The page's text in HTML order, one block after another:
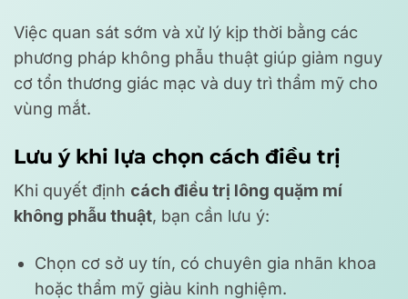
Việc quan sát sớm và xử lý kịp thời bằng các
phương pháp không phẫu thuật giúp giảm nguy
cơ tổn thương giác mạc và duy trì thẩm mỹ cho
vùng mắt.
Lưu ý khi lựa chọn cách điều trị
Khi quyết định cách điều trị lông quặm mí
không phẫu thuật, bạn cần lưu ý:
Chọn cơ sở uy tín, có chuyên gia nhãn khoa
hoặc thẩm mỹ giàu kinh nghiệm.